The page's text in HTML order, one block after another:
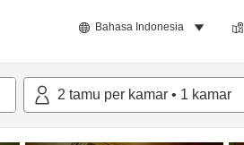
Bahasa Indonesia
2 tamu per kamar • 1 kamar